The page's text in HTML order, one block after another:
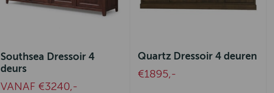
Southsea Dressoir 4
deurs
VANAF €3240,-
Quartz Dressoir 4 deuren
€1895,-